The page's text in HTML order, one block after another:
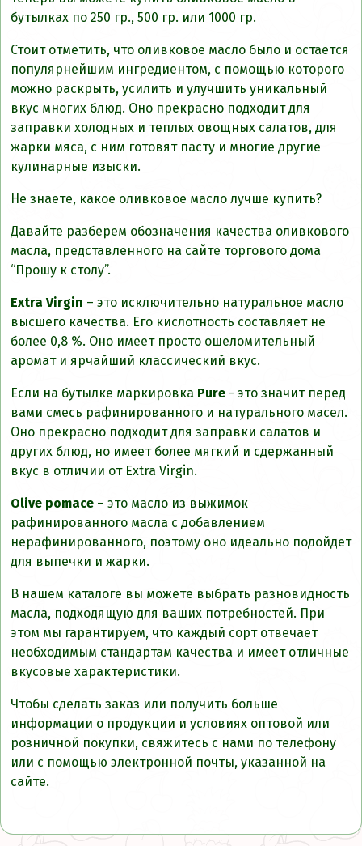
бутылках по 250 гр., 500 гр. или 1000 гр.
Стоит отметить, что оливковое масло было и остается
популярнейшим ингредиентом, с помощью которого
можно раскрыть, усилить и улучшить уникальный
вкус многих блюд. Оно прекрасно подходит для
заправки холодных и теплых овощных салатов, для
жарки мяса, с ним готовят пасту и многие другие
кулинарные изыски.
Не знаете, какое оливковое масло лучше купить?
Давайте разберем обозначения качества оливкового
масла, представленного на сайте торгового дома
“Прошу к столу”.
Extra Virgin – это исключительно натуральное масло
высшего качества. Его кислотность составляет не
более 0,8 %. Оно имеет просто ошеломительный
аромат и ярчайший классический вкус.
Если на бутылке маркировка Pure - это значит перед
вами смесь рафинированного и натурального масел.
Оно прекрасно подходит для заправки салатов и
других блюд, но имеет более мягкий и сдержанный
вкус в отличии от Extra Virgin.
Olive pomace – это масло из выжимок
рафинированного масла с добавлением
нерафинированного, поэтому оно идеально подойдет
для выпечки и жарки.
В нашем каталоге вы можете выбрать разновидность
масла, подходящую для ваших потребностей. При
этом мы гарантируем, что каждый сорт отвечает
необходимым стандартам качества и имеет отличные
вкусовые характеристики.
Чтобы сделать заказ или получить больше
информации о продукции и условиях оптовой или
розничной покупки, свяжитесь с нами по телефону
или с помощью электронной почты, указанной на
сайте.